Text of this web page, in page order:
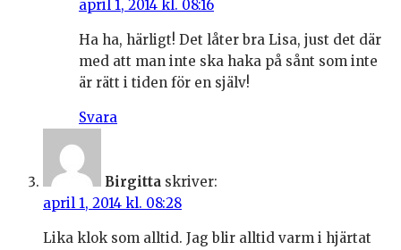
april 1, 2014 kl. 08:16
Ha ha, härligt! Det låter bra Lisa, just det där
med att man inte ska haka på sånt som inte
är rätt i tiden för en själv!
Svara
Birgitta skriver:
april 1, 2014 kl. 08:28
Lika klok som alltid. Jag blir alltid varm i hjärtat